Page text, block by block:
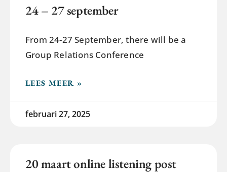
24 – 27 september
From 24-27 September, there will be a
Group Relations Conference
LEES MEER »
februari 27, 2025
20 maart online listening post